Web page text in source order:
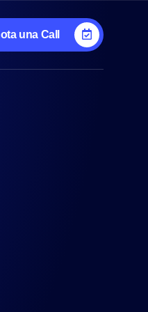
una Call